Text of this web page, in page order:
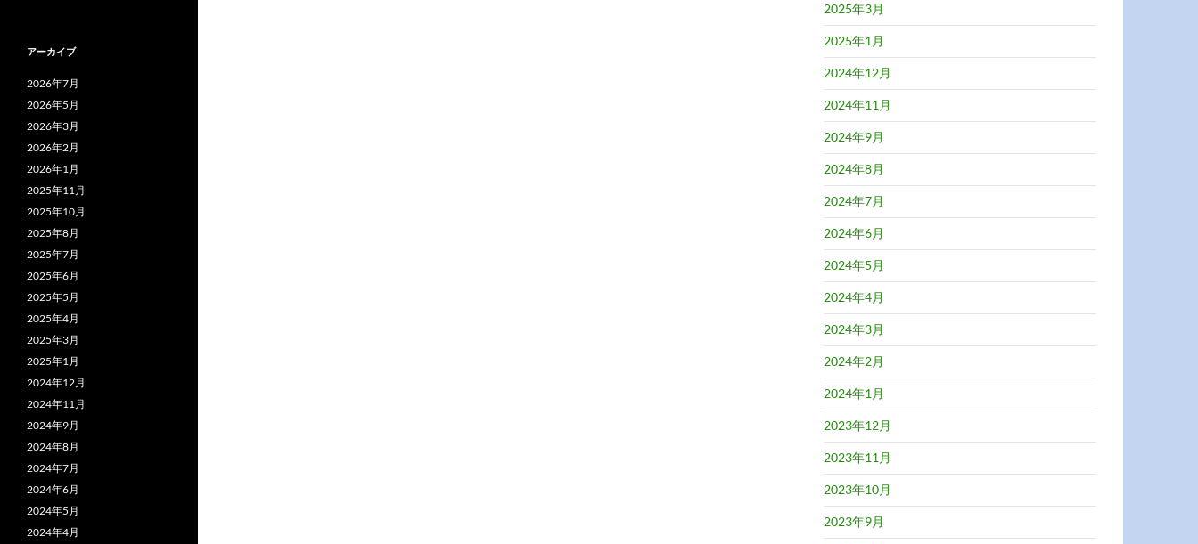
2025年3月
2025年1月
2024年12月
2024年11月
2024年9月
2024年8月
2024年7月
2024年6月
2024年5月
2024年4月
2024年3月
2024年2月
2024年1月
2023年12月
2023年11月
2023年10月
2023年9月
アーカイブ
2026年7月
2026年5月
2026年3月
2026年2月
2026年1月
2025年11月
2025年10月
2025年8月
2025年7月
2025年6月
2025年5月
2025年4月
2025年3月
2025年1月
2024年12月
2024年11月
2024年9月
2024年8月
2024年7月
2024年6月
2024年5月
2024年4月